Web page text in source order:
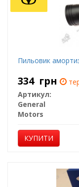
Пильовик
334 грн
Артикул:
General
Motors
КУПИТИ